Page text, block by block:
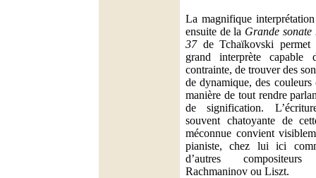
La magnifique
ensuite de la Grande
37de Tchaïkovski permet
grand interprète capable
contrainte, de trouver des
de dynamique, des couleurs
manière de tout rendre
de signification.
souvent chatoyante de
méconnue convient
pianiste, chez lui ici
d’autres
Rachmaninov ou Liszt.